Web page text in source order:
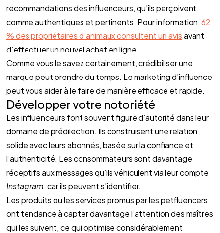
recommandations des influenceurs, qu’ils perçoivent
comme authentiques et pertinents. Pour information, 62
% des propriétaires d’animaux consultent un avis avant
d’effectuer un nouvel achat en ligne.
Comme vous le savez certainement, crédibiliser une
marque peut prendre du temps. Le marketing d’influence
peut vous aider à le faire de manière efficace et rapide.
Développer votre notoriété
Les influenceurs font souvent figure d’autorité dans leur
domaine de prédilection. Ils construisent une relation
solide avec leurs abonnés, basée sur la confiance et
l’authenticité. Les consommateurs sont davantage
Instagram, car ils peuvent s’identifier.
Les produits ou les services promus par les petfluencers
ont tendance à capter davantage l’attention des maîtres
qui les suivent, ce qui optimise considérablement